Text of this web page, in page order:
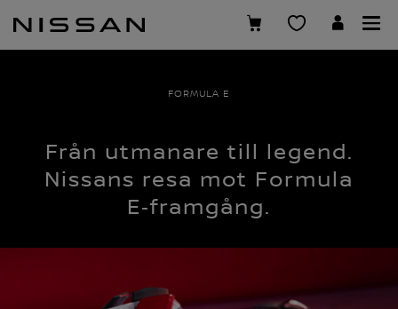
över
FORMULA E
Från utmanare till legend.
Nissans resa mot Formula
E‑framgång.